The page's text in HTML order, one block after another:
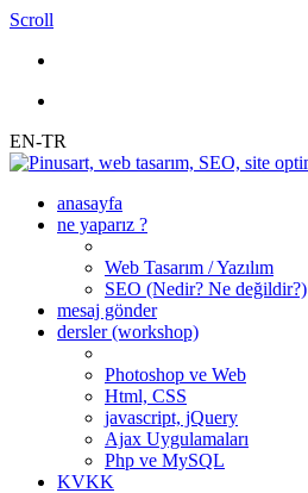
Scroll
EN-TR
anasayfa
ne yaparız ?
Web Tasarım / Yazılım
SEO (Nedir? Ne değildir?)
mesaj gönder
dersler (workshop)
Photoshop ve Web
Html, CSS
javascript, jQuery
Ajax Uygulamaları
Php ve MySQL
KVKK